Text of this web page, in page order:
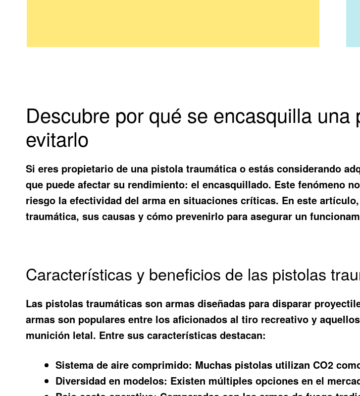
Descubre por qué se encasquilla
evitarlo
Si eres propietario de una pistola traumática o estás considerando
que puede afectar su rendimiento: el encasquillado. Este fenómeno
riesgo la efectividad del arma en situaciones críticas. En este
traumática, sus causas y cómo prevenirlo para asegurar un
Características y beneficios de las pistolas
Las pistolas traumáticas son armas diseñadas para disparar
armas son populares entre los aficionados al tiro recreativo y
munición letal. Entre sus características destacan:
Sistema de aire comprimido: Muchas pistolas utilizan CO2
Diversidad en modelos: Existen múltiples opciones en el